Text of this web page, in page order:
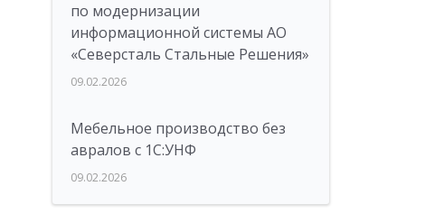
по модернизации
информационной системы АО
«Северсталь Стальные Решения»
09.02.2026
Мебельное производство без
авралов с 1С:УНФ
09.02.2026